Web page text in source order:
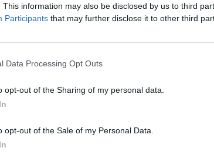
This information may also be disclosed by us to third
Participants that may further disclose it to other third
Data Processing Opt Outs
opt-out of the Sharing of my personal data.
opt-out of the Sale of my Personal Data.
In addition, the Group announces that
the process for a potential disposal of its
take a decision on the divestment in light of
L’operatore – come confermano anche le parole